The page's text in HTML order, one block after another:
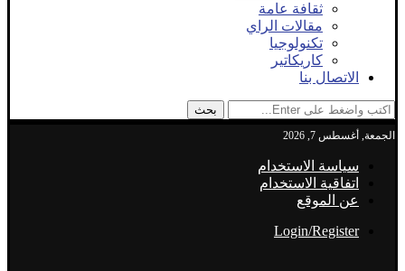
ثقافة عامة
مقالات الراي
تكنولوجيا
كاريكاتير
الاتصال بنا
بحث
الجمعة, أغسطس 7, 2026
سياسة الاستخدام
اتفاقية الاستخدام
عن الموقع
Login/Register